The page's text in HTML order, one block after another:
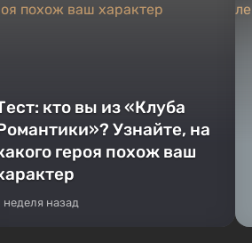
кто вы из «Клуба
Узнайте, на
героя похож ваш
неделя назад